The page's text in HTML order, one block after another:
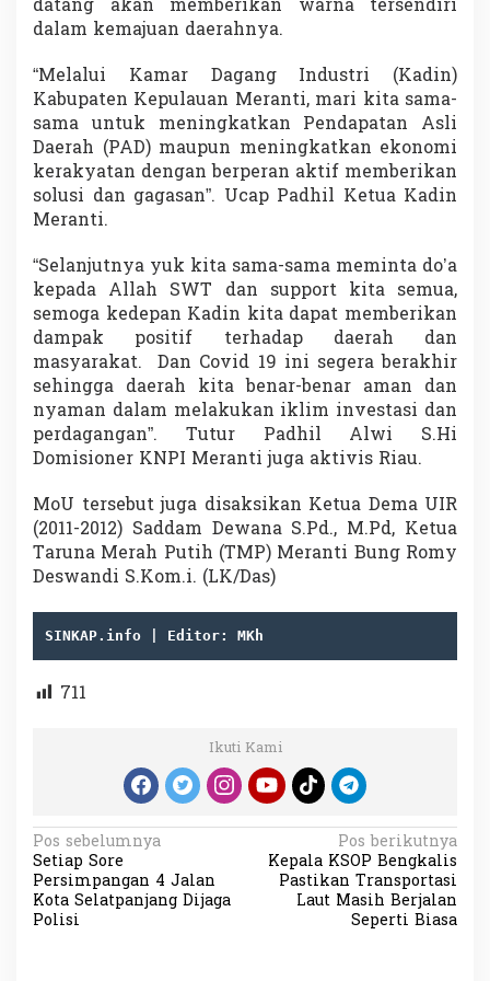
datang akan memberikan warna tersendiri
dalam kemajuan daerahnya.
“Melalui Kamar Dagang Industri (Kadin)
Kabupaten Kepulauan Meranti, mari kita sama-
sama untuk meningkatkan Pendapatan Asli
Daerah (PAD) maupun meningkatkan ekonomi
kerakyatan dengan berperan aktif memberikan
solusi dan gagasan”. Ucap Padhil Ketua Kadin
Meranti.
“Selanjutnya yuk kita sama-sama meminta do’a
kepada Allah SWT dan support kita semua,
semoga kedepan Kadin kita dapat memberikan
dampak positif terhadap daerah dan
masyarakat. Dan Covid 19 ini segera berakhir
sehingga daerah kita benar-benar aman dan
nyaman dalam melakukan iklim investasi dan
perdagangan”. Tutur Padhil Alwi S.Hi
Domisioner KNPI Meranti juga aktivis Riau.
MoU tersebut juga disaksikan Ketua Dema UIR
(2011-2012) Saddam Dewana S.Pd., M.Pd, Ketua
Taruna Merah Putih (TMP) Meranti Bung Romy
Deswandi S.Kom.i. (LK/Das)
SINKAP.info | Editor: MKh
711
Ikuti Kami
N
a
v
Pos sebelumnya
Setiap Sore
Persimpangan 4 Jalan
Kota Selatpanjang Dijaga
Polisi
Pos berikutnya
Kepala KSOP Bengkalis
Pastikan Transportasi
Laut Masih Berjalan
Seperti Biasa